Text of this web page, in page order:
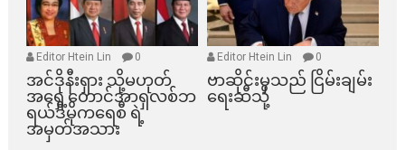
Editor Htein Lin 0
အင်ဒိုနီးရှား သို့မဟုတ်
အရှေ့တောင်အာရှလစ်ဘ
ရယ်ဒီမိုကရေစီ ရဲ့
အမှတ်အသား
Editor Htein Lin 0
ဗာဆိုင်းမှသည် ငြိမ်းချမ်း
ရေးဆီသို့